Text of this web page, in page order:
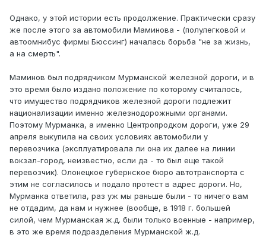
Однако, у этой истории есть продолжение. Практически сразу
же после этого за автомобили Маминова - (полулегковой и
автоомнибус фирмы Бюссинг) началась борьба "не за жизнь,
а на смерть".
Маминов был подрядчиком Мурманской железной дороги, и в
это время было издано положение по которому считалось,
что имущество подрядчиков железной дороги подлежит
национализации именно железнодорожными органами.
Поэтому Мурманка, а именно Центропродком дороги, уже 29
апреля выкупила на своих условиях автомобили у
перевозчика (эксплуатировала ли она их далее на линии
вокзал-город, неизвестно, если да - то был еще такой
перевозчик). Олонецкое губернское бюро автотранспорта с
этим не согласилось и подало протест в адрес дороги. Но,
Мурманка ответила, раз уж мы раньше были - то ничего вам
не отдадим, да нам и нужнее (вообще, в 1918 г. большей
силой, чем Мурманская ж.д. были только военные - например,
в это же время подразделения Мурманской ж.д.